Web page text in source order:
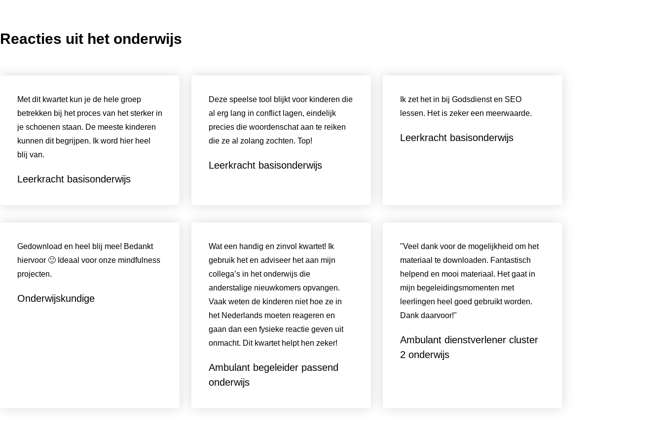
Reacties uit het onderwijs
Met dit kwartet kun je de hele groep
betrekken bij het proces van het sterker in
je schoenen staan. De meeste kinderen
kunnen dit begrijpen. Ik word hier heel
blij van.
Leerkracht basisonderwijs
Deze speelse tool blijkt voor kinderen die
al erg lang in conflict lagen, eindelijk
precies die woordenschat aan te reiken
die ze al zolang zochten. Top!
Leerkracht basisonderwijs
Ik zet het in bij Godsdienst en SEO
lessen. Het is zeker een meerwaarde.
Leerkracht basisonderwijs
Gedownload en heel blij mee! Bedankt
hiervoor 🙂 Ideaal voor onze mindfulness
projecten.
Onderwijskundige
Wat een handig en zinvol kwartet! Ik
gebruik het en adviseer het aan mijn
collega’s in het onderwijs die
anderstalige nieuwkomers opvangen.
Vaak weten de kinderen niet hoe ze in
het Nederlands moeten reageren en
gaan dan een fysieke reactie geven uit
onmacht. Dit kwartet helpt hen zeker!
Ambulant begeleider passend
onderwijs
"Veel dank voor de mogelijkheid om het
materiaal te downloaden. Fantastisch
helpend en mooi materiaal. Het gaat in
mijn begeleidingsmomenten met
leerlingen heel goed gebruikt worden.
Dank daarvoor!"
Ambulant dienstverlener cluster
2 onderwijs